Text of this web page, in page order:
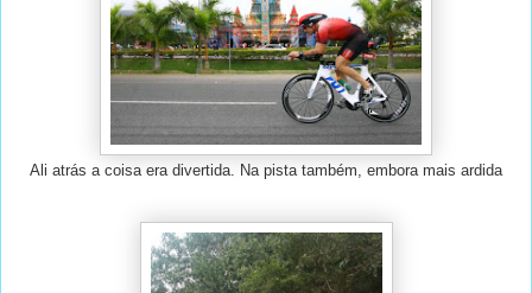
Ali atrás a coisa era divertida. Na pista também, embora mais ardida